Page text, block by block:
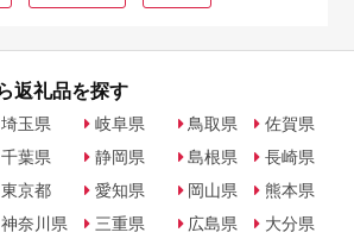
返礼品を探す
埼玉県
千葉県
東京都
神奈川県
岐阜県
静岡県
愛知県
三重県
鳥取県
島根県
岡山県
広島県
佐賀県
長崎県
熊本県
大分県